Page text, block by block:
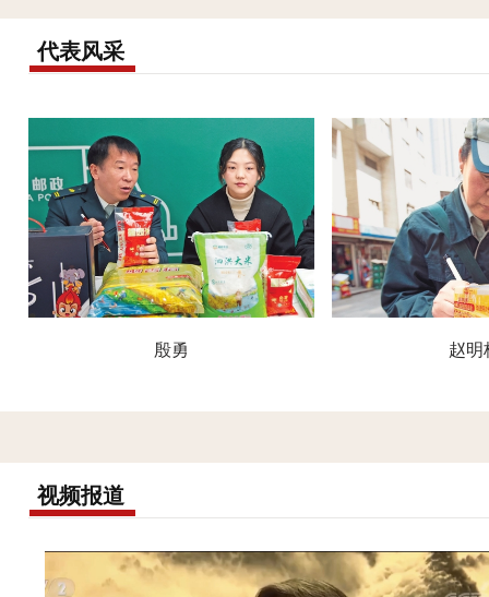
代表风采
殷勇 赵明
视频报道